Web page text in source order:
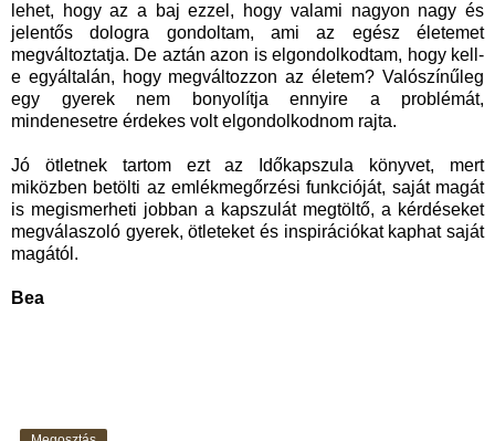
lehet, hogy az a baj ezzel, hogy valami nagyon nagy és
jelentős dologra gondoltam, ami az egész életemet
megváltoztatja. De aztán azon is elgondolkodtam, hogy kell-
e egyáltalán, hogy megváltozzon az életem? Valószínűleg
egy gyerek nem bonyolítja ennyire a problémát,
mindenesetre érdekes volt elgondolkodnom rajta.
Jó ötletnek tartom ezt az Időkapszula könyvet, mert
miközben betölti az emlékmegőrzési funkcióját, saját magát
is megismerheti jobban a kapszulát megtöltő, a kérdéseket
megválaszoló gyerek, ötleteket és inspirációkat kaphat saját
magától.
Bea